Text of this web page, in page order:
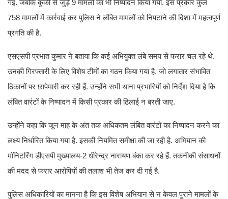
गई. जबकि कुर्की से जुड़े 9 मामलों का भी निष्पादन किया गया. इस प्रकार कुल
758 मामलों में कार्रवाई कर पुलिस ने लंबित मामलों को निपटाने की दिशा में महत्वपूर्ण
प्रगति की है.
एसएसपी प्रभात कुमार ने बताया कि कई अभियुक्त लंबे समय से फरार चल रहे थे.
उनकी गिरफ्तारी के लिए विशेष टीमों का गठन किया गया है, जो लगातार संभावित
ठिकानों पर छापेमारी कर रही हैं. उन्होंने सभी थाना प्रभारियों को निर्देश दिया है कि
लंबित वारंटों के निष्पादन में किसी प्रकार की ढिलाई न बरती जाए.
उन्होंने कहा कि जून माह के अंत तक अधिकतम लंबित वारंटों का निष्पादन करने का
लक्ष्य निर्धारित किया गया है. इसकी नियमित समीक्षा की जा रही है. अभियान की
मॉनिटरिंग डीएसपी मुख्यालय-2 धीरेन्द्र नारायण बंका कर रहे हैं. तकनीकी संसाधनों
की मदद से फरार आरोपियों की तलाश भी तेज कर दी गई है.
पुलिस अधिकारियों का मानना है कि इस विशेष अभियान से न केवल पुराने मामलों के